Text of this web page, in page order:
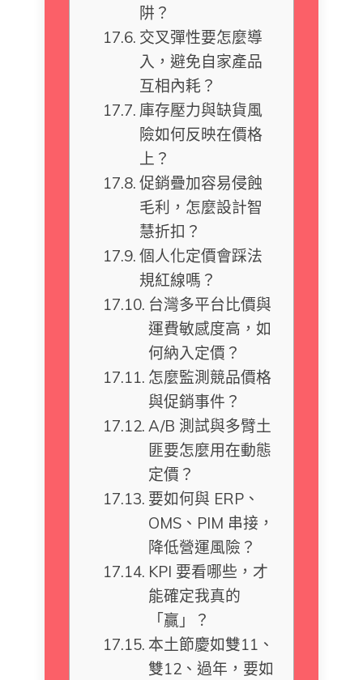
阱？
交叉彈性要怎麼導
入，避免自家產品
互相內耗？
庫存壓力與缺貨風
險如何反映在價格
上？
促銷疊加容易侵蝕
毛利，怎麼設計智
慧折扣？
個人化定價會踩法
規紅線嗎？
台灣多平台比價與
運費敏感度高，如
何納入定價？
怎麼監測競品價格
與促銷事件？
A/B 測試與多臂土
匪要怎麼用在動態
定價？
要如何與 ERP、
OMS、PIM 串接，
降低營運風險？
KPI 要看哪些，才
能確定我真的
「贏」？
本土節慶如雙11、
雙12、過年，要如